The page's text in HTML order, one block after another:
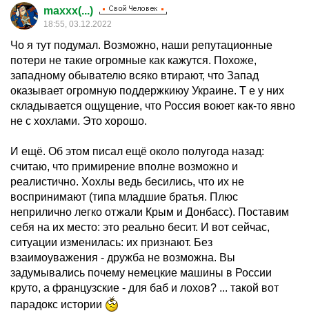
maxxx(...)
18:55, 03.12.2022
Чо я тут подумал. Возможно, наши репутационные
потери не такие огромные как кажутся. Похоже,
западному обывателю всяко втирают, что Запад
оказывает огромную поддержкиюу Украине. Т е у них
складывается ощущение, что Россия воюет как-то явно
не с хохлами. Это хорошо.
И ещё. Об этом писал ещё около полугода назад:
считаю, что примирение вполне возможно и
реалистично. Хохлы ведь бесились, что их не
воспринимают (типа младшие братья. Плюс
неприлично легко отжали Крым и Донбасс). Поставим
себя на их место: это реально бесит. И вот сейчас,
ситуации изменилась: их признают. Без
взаимоуважения - дружба не возможна. Вы
задумывались почему немецкие машины в России
круто, а французские - для баб и лохов? ... такой вот
парадокс истории